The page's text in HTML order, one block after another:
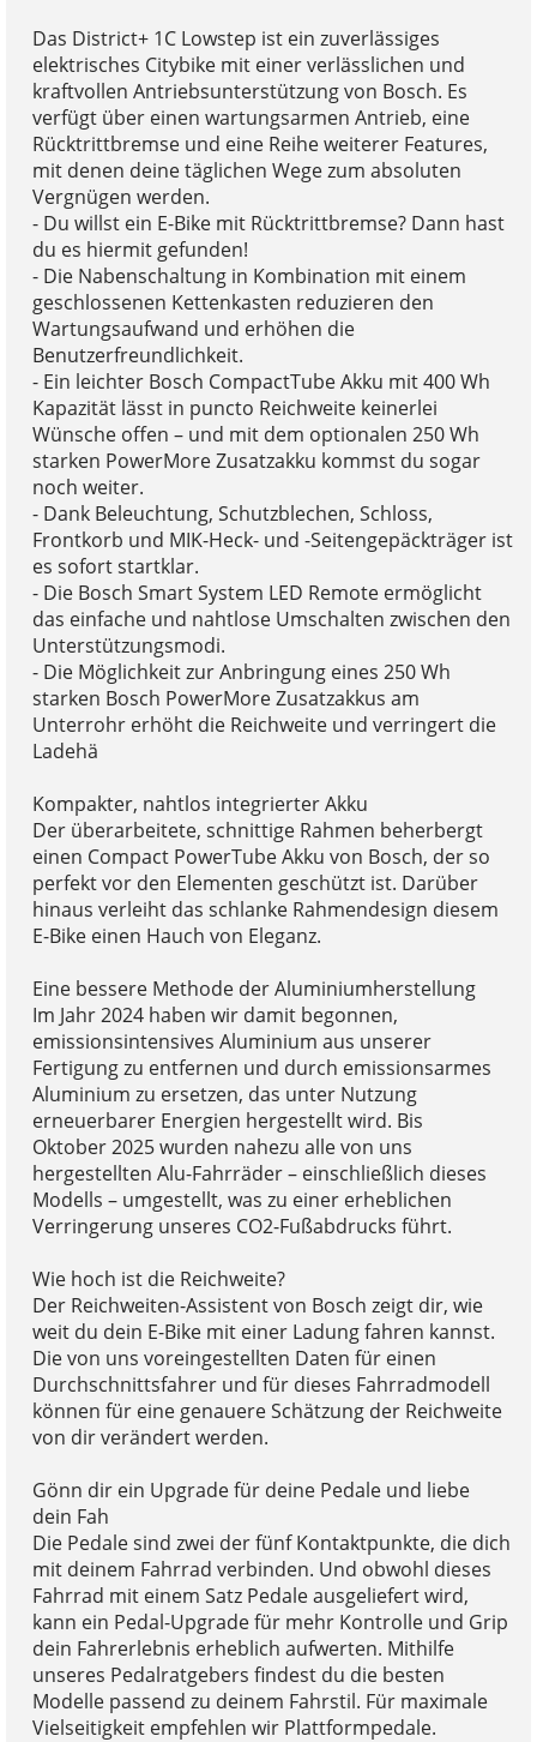
Das District+ 1C Lowstep ist ein zuverlässiges
elektrisches Citybike mit einer verlässlichen und
kraftvollen Antriebsunterstützung von Bosch. Es
verfügt über einen wartungsarmen Antrieb, eine
Rücktrittbremse und eine Reihe weiterer Features,
mit denen deine täglichen Wege zum absoluten
Vergnügen werden.
- Du willst ein E-Bike mit Rücktrittbremse? Dann hast
du es hiermit gefunden!
- Die Nabenschaltung in Kombination mit einem
geschlossenen Kettenkasten reduzieren den
Wartungsaufwand und erhöhen die
Benutzerfreundlichkeit.
- Ein leichter Bosch CompactTube Akku mit 400 Wh
Kapazität lässt in puncto Reichweite keinerlei
Wünsche offen – und mit dem optionalen 250 Wh
starken PowerMore Zusatzakku kommst du sogar
noch weiter.
- Dank Beleuchtung, Schutzblechen, Schloss,
Frontkorb und MIK-Heck- und -Seitengepäckträger ist
es sofort startklar.
- Die Bosch Smart System LED Remote ermöglicht
das einfache und nahtlose Umschalten zwischen den
Unterstützungsmodi.
- Die Möglichkeit zur Anbringung eines 250 Wh
starken Bosch PowerMore Zusatzakkus am
Unterrohr erhöht die Reichweite und verringert die
Ladehä
Kompakter, nahtlos integrierter Akku
Der überarbeitete, schnittige Rahmen beherbergt
einen Compact PowerTube Akku von Bosch, der so
perfekt vor den Elementen geschützt ist. Darüber
hinaus verleiht das schlanke Rahmendesign diesem
E-Bike einen Hauch von Eleganz.
Eine bessere Methode der Aluminiumherstellung
Im Jahr 2024 haben wir damit begonnen,
emissionsintensives Aluminium aus unserer
Fertigung zu entfernen und durch emissionsarmes
Aluminium zu ersetzen, das unter Nutzung
erneuerbarer Energien hergestellt wird. Bis
Oktober 2025 wurden nahezu alle von uns
hergestellten Alu-Fahrräder – einschließlich dieses
Modells – umgestellt, was zu einer erheblichen
Verringerung unseres CO2-Fußabdrucks führt.
Wie hoch ist die Reichweite?
Der Reichweiten-Assistent von Bosch zeigt dir, wie
weit du dein E-Bike mit einer Ladung fahren kannst.
Die von uns voreingestellten Daten für einen
Durchschnittsfahrer und für dieses Fahrradmodell
können für eine genauere Schätzung der Reichweite
von dir verändert werden.
Gönn dir ein Upgrade für deine Pedale und liebe
dein Fah
Die Pedale sind zwei der fünf Kontaktpunkte, die dich
mit deinem Fahrrad verbinden. Und obwohl dieses
Fahrrad mit einem Satz Pedale ausgeliefert wird,
kann ein Pedal-Upgrade für mehr Kontrolle und Grip
dein Fahrerlebnis erheblich aufwerten. Mithilfe
unseres Pedalratgebers findest du die besten
Modelle passend zu deinem Fahrstil. Für maximale
Vielseitigkeit empfehlen wir Plattformpedale.